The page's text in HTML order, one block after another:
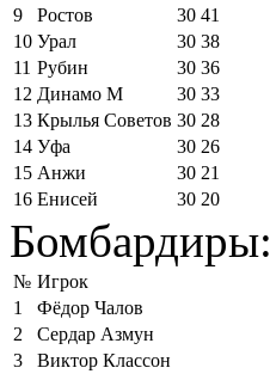
9
Ростов 30 41
10 Урал 30 38
11 Рубин 30 36
12 Динамо М 30 33
13 Крылья Советов 30 28
14 Уфа 30 26
15 Анжи 30 21
16 Енисей 30 20
Бомбардиры:
№ Игрок
1
Фёдор Чалов
2
Сердар Азмун
3
Виктор Классон